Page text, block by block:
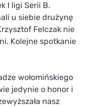
I ligi Serii B.
u siebie drużynę
Felczak nie
Kolejne spotkanie
wołomińskiego
jedynie o honor i
nasz